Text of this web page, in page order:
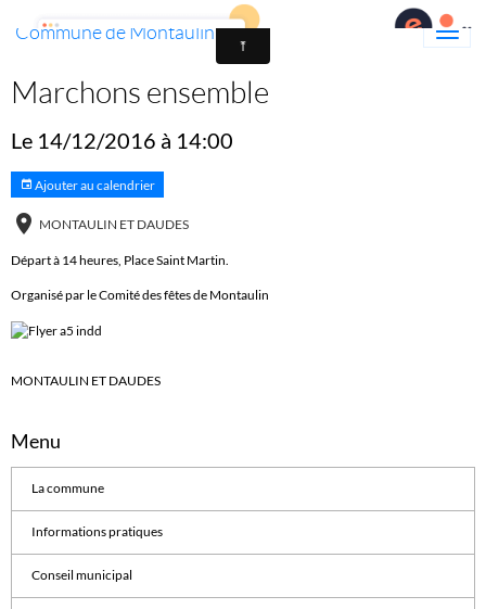
Commune de Montaulin
Marchons ensemble
Le 14/12/2016 à 14:00
Ajouter au calendrier
MONTAULIN ET DAUDES
Départ à 14 heures, Place Saint Martin.
Organisé par le Comité des fêtes de Montaulin
MONTAULIN ET DAUDES
Menu
La commune
Informations pratiques
Conseil municipal